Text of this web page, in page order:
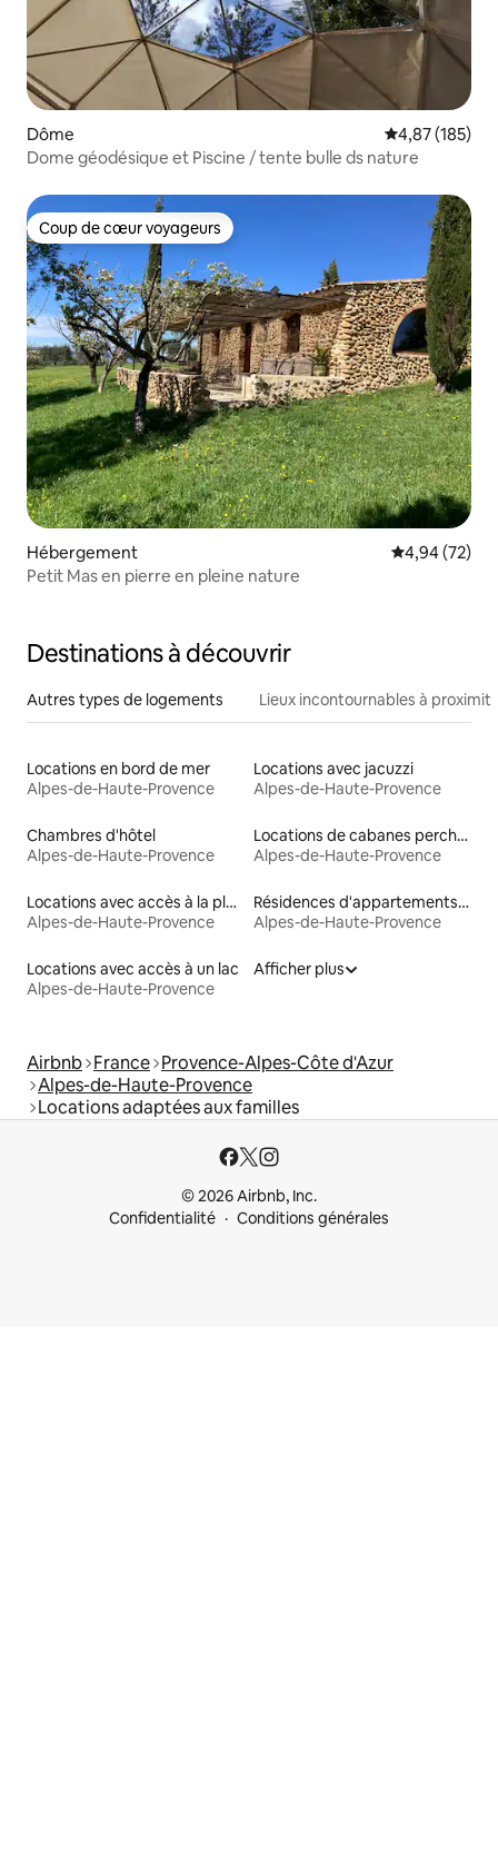
Dôme Évaluation
4,87 (185)
Dome géodésique et Piscine / tente bulle ds nature
Coup de cœur voyageurs
Coup de cœur voyageurs
Hébergement Évaluation
4,94 (72)
Petit Mas en pierre en pleine nature
Destinations à découvrir
Autres types de logements Lieux incontournables à
Locations en bord de mer
Alpes-de-Haute-Provence
Locations avec jacuzzi
Alpes-de-Haute-Provence
Chambres d'hôtel
Alpes-de-Haute-Provence
Locations de cabanes perchées
Alpes-de-Haute-Provence
Locations avec accès à la plage
Alpes-de-Haute-Provence
Résidences d'appartements en location
Alpes-de-Haute-Provence
Locations avec accès à un lac
Alpes-de-Haute-Provence
Afficher plus
Airbnb France Provence-Alpes-Côte d'Azur
Alpes-de-Haute-Provence
Locations adaptées aux familles
© 2026 Airbnb, Inc.
Confidentialité
Conditions générales